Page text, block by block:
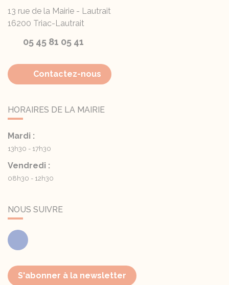
13 rue de la Mairie - Lautrait
16200 Triac-Lautrait
05 45 81 05 41
Contactez-nous
HORAIRES DE LA MAIRIE
Mardi :
13h30 - 17h30
Vendredi :
08h30 - 12h30
NOUS SUIVRE
Facebook
S'abonner à la newsletter